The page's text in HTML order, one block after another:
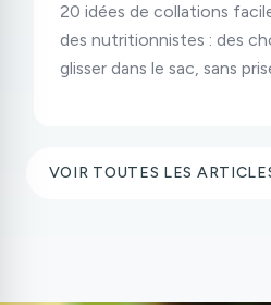
20 idées de collations
des nutritionnistes : des
glisser dans le sac, sans
VOIR TOUTES LES